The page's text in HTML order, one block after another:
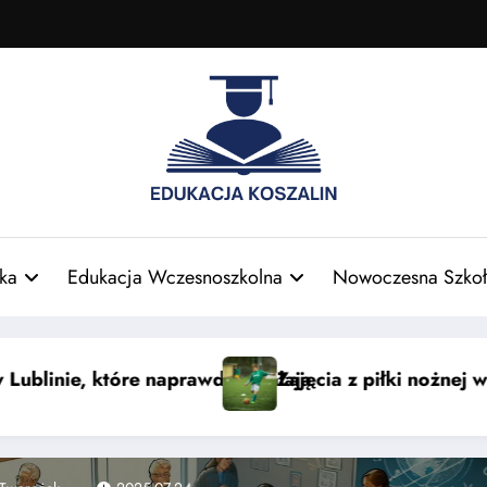
Edukacja Wczesnoszkolna Nowoczesna
dla dzieci — nauka i zabawaSmaki świata: azjatyckie